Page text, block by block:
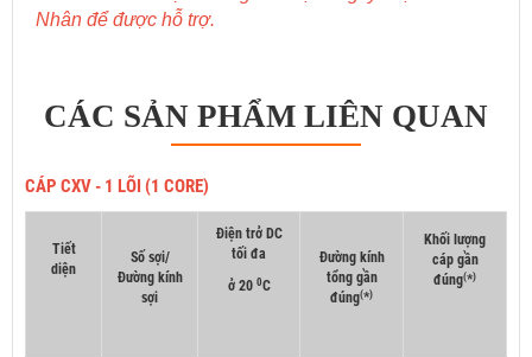
Nhân để được hỗ trợ.
CÁC SẢN PHẨM LIÊN QUAN
CÁP CXV - 1 LÕI (1 CORE)
Tiết
diện
Số sợi/
Đường kính
sợi
Điện trở DC
tối đa
ở 20 0C
Đường kính
tổng gần
đúng(*)
Khối lượng
cáp gần
đúng(*)